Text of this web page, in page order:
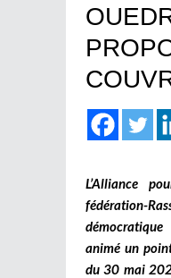
L’Alliance
fédération-
animé un
du 30 mai